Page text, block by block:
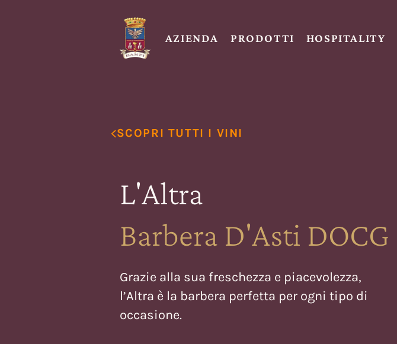
AZIENDA PRODOTTI HOSPITALITY
SCOPRI TUTTI I VINI
L'Altra
Barbera D'Asti DOCG
Grazie alla sua freschezza e piacevolezza,
l’Altra è la barbera perfetta per ogni tipo di
occasione.